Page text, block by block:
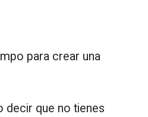
para crear una
decir que no tienes